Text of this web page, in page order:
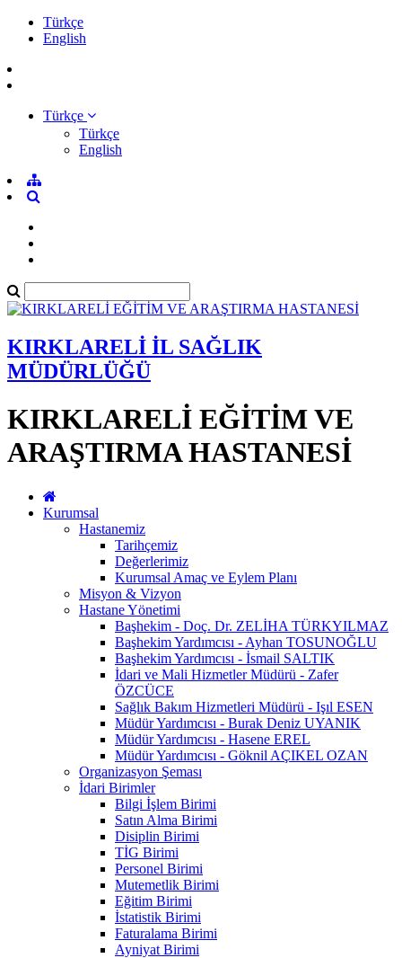
Türkçe
English
Türkçe
Türkçe
English
KIRKLARELİ İL SAĞLIK
MÜDÜRLÜĞÜ
KIRKLARELİ EĞİTİM VE
ARAŞTIRMA HASTANESİ
Kurumsal
Hastanemiz
Tarihçemiz
Değerlerimiz
Kurumsal Amaç ve Eylem Planı
Misyon & Vizyon
Hastane Yönetimi
Başhekim - Doç. Dr. ZELİHA TÜRKYILMAZ
Başhekim Yardımcısı - Ayhan TOSUNOĞLU
Başhekim Yardımcısı - İsmail SALTIK
İdari ve Mali Hizmetler Müdürü - Zafer
ÖZCÜCE
Sağlık Bakım Hizmetleri Müdürü - Işıl ESEN
Müdür Yardımcısı - Burak Deniz UYANIK
Müdür Yardımcısı - Hasene EREL
Müdür Yardımcısı - Göknil AÇIKEL OZAN
Organizasyon Şeması
İdari Birimler
Bilgi İşlem Birimi
Satın Alma Birimi
Disiplin Birimi
TİG Birimi
Personel Birimi
Mutemetlik Birimi
Eğitim Birimi
İstatistik Birimi
Faturalama Birimi
Ayniyat Birimi